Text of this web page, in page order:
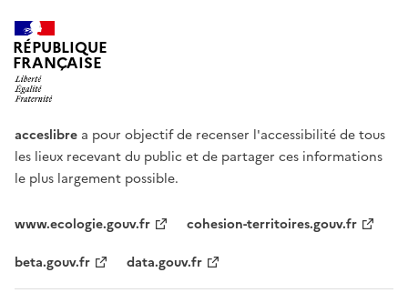
RÉPUBLIQUE
FRANÇAISE
acceslibre a pour objectif de recenser l'accessibilité de tous
les lieux recevant du public et de partager ces informations
le plus largement possible.
www.ecologie.gouv.fr
cohesion-territoires.gouv.fr
beta.gouv.fr
data.gouv.fr